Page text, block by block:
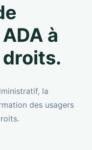
à
la
des usagers